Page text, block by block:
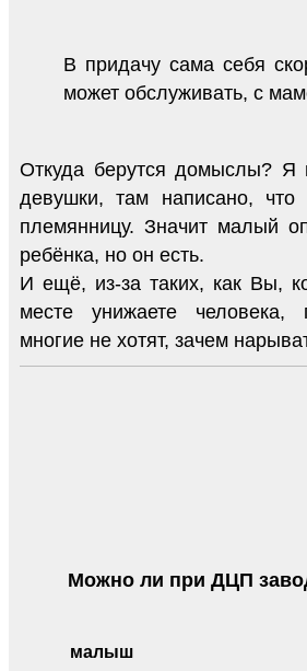
В придачу сама себя
может обслуживать, с
Откуда берутся домыслы? Я
девушки, там написано, что
племянницу. Значит малый
ребёнка, но он есть.
И ещё, из-за таких, как Вы,
месте унижаете человека,
многие не хотят, зачем
малыш
Можно ли при ДЦП